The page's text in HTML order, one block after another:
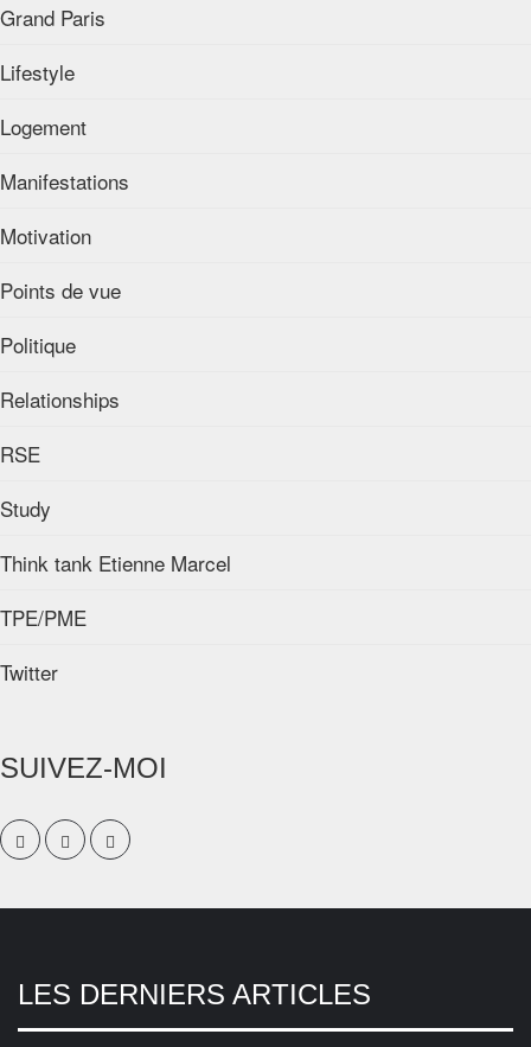
Grand Paris
Lifestyle
Logement
Manifestations
Motivation
Points de vue
Politique
Relationships
RSE
Study
Think tank Etienne Marcel
TPE/PME
Twitter
SUIVEZ-MOI
LES DERNIERS ARTICLES